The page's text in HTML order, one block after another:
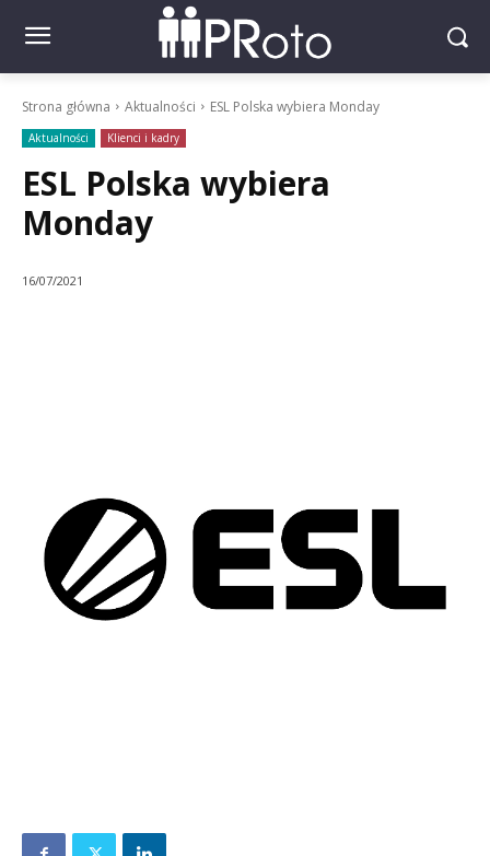
Strona główna Aktualności ESL Polska wybiera Monday
Aktualności Klienci i kadry
ESL Polska wybiera
Monday
16/07/2021